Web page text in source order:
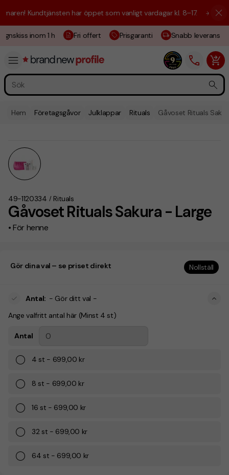
Kundtjänsten har öppet som vanligt vardagar kl. 8–17. ☀️ Vi är
inom 1 h Fri offert Prisgaranti Snabb leverans
Hem Företagsgåvor Julklappar Rituals Gåvoset Rituals
Gåvoset Rituals Sakura - Large
• För henne
49-1120334 / Rituals
Gör dina val – se priset direkt Nollställ
Antal: - Gör ditt val -
Ange valfritt antal här (Minst 4 st)
Antal
4 st - 699,00 kr
8 st - 699,00 kr
16 st - 699,00 kr
32 st - 699,00 kr
64 st - 699,00 kr